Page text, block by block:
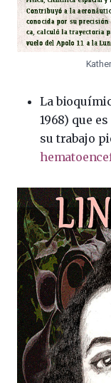
La
1968) que
su trabajo